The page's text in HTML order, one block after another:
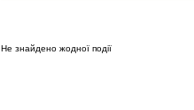
Не знайдено жодної події